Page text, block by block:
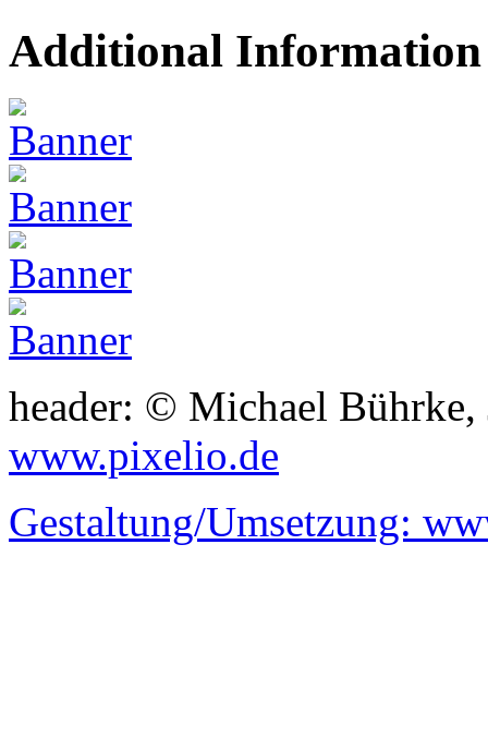
Additional Information
header: © Michael
www.pixelio.de
Gestaltung/Umsetzung: